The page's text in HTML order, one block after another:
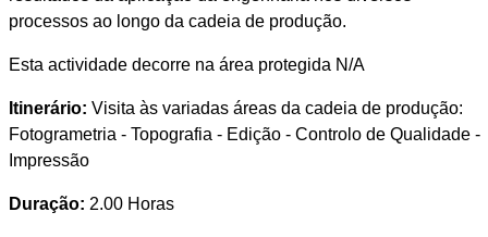
processos ao longo da cadeia de produção.
Esta actividade decorre na área protegida N/A
Itinerário: Visita às variadas áreas da cadeia de produção:
Fotogrametria - Topografia - Edição - Controlo de Qualidade -
Impressão
Duração: 2.00 Horas